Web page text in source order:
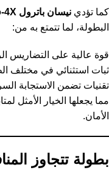
كما تؤدي نيسان باترول Pro-4X
البطولة، لما تتمتع به من:
قوة عالية على التضاريس
ثبات استثنائي في مختلف
تقنيات تضمن الاستجابة
مما يجعلها الخيار الأمثل
الأمان.
بطولة تتجاوز